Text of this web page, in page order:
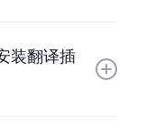
让您的内容翻译
提升用户参与度
装翻译插